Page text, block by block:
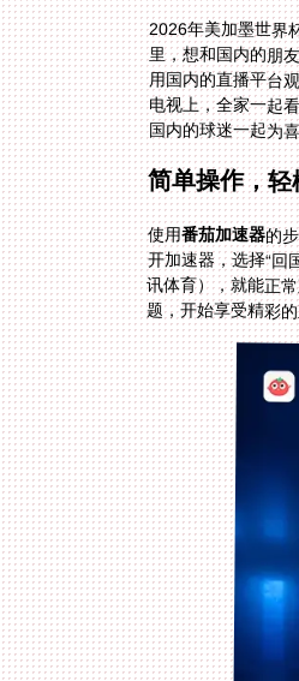
2026年美加墨世界
里，想和国内的朋
用国内的直播平台
国内的球迷一起为
简单操作，轻
使用番茄加速器的
题，开始享受精彩